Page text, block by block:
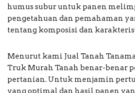
humus subur untuk panen
pengetahuan dan pemahaman
tentang komposisi dan
Menurut kami Jual Tanah
Truk Murah Tanah benar-benar
pertanian. Untuk menjamin
yang optimal dan hasil panen